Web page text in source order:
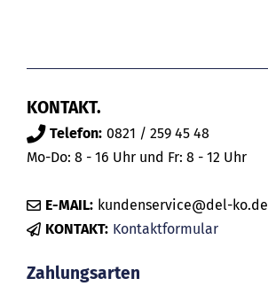
KONTAKT.
Telefon: 0821 / 259 45 48
Mo-Do: 8 - 16 Uhr und Fr: 8 - 12 Uhr
E-MAIL: kundenservice@del-ko.de
KONTAKT: Kontaktformular
Zahlungsarten